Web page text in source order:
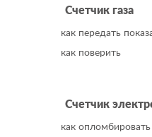
Счетчик газа
как передать
как поверить
Счетчик
как опломбировать